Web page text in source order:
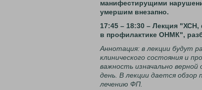
манифестирущими
умершим внезапно.
17:45 – 18:30 – Лекция
в профилактике ОНМК",
Аннотация: в лекции будут
клинического состояния и
важность изначально
день. В лекции дается обзор
лечению ФП.